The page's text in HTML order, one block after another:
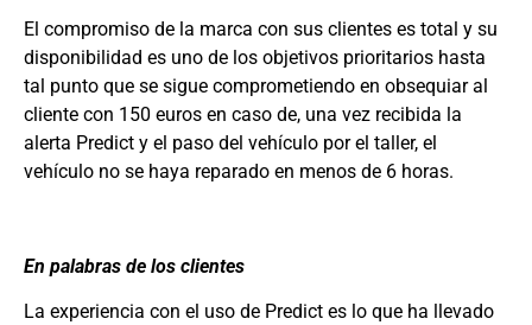
El compromiso de la marca con sus clientes es total y su
disponibilidad es uno de los objetivos prioritarios hasta
tal punto que se sigue comprometiendo en obsequiar al
cliente con 150 euros en caso de, una vez recibida la
alerta Predict y el paso del vehículo por el taller, el
vehículo no se haya reparado en menos de 6 horas.
En palabras de los clientes
La experiencia con el uso de Predict es lo que ha llevado